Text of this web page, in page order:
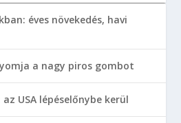
éves növekedés, havi
a nagy piros gombot
USA lépéselőnybe kerül